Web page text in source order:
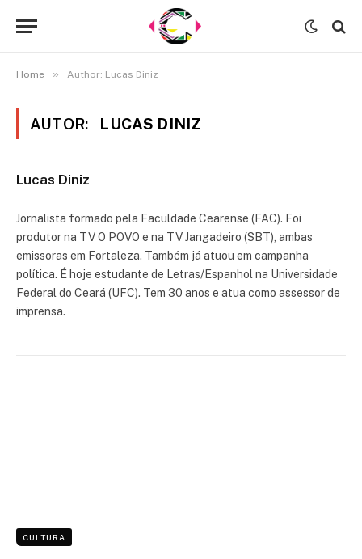
Home » Author: Lucas Diniz
AUTOR: LUCAS DINIZ
Lucas Diniz
Jornalista formado pela Faculdade Cearense (FAC). Foi
produtor na TV O POVO e na TV Jangadeiro (SBT), ambas
emissoras em Fortaleza. Também já atuou em campanha
política. É hoje estudante de Letras/Espanhol na Universidade
Federal do Ceará (UFC). Tem 30 anos e atua como assessor de
imprensa.
CULTURA